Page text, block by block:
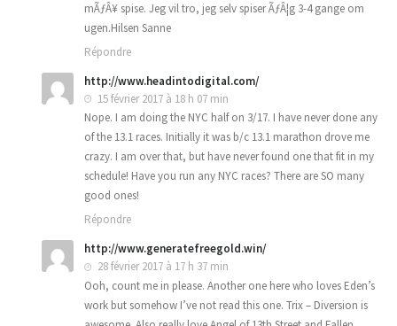
mÃƒÂ¥ spise. Jeg vil tro, jeg selv spiser ÃƒÂ¦g 3-4 gange om
ugen.Hilsen Sanne
Répondre
http://www.headintodigital.com/
15 février 2017 à 18 h 07 min
Nope. I am doing the NYC half on 3/17. I have never done any
of the 13.1 races. Initially it was b/c 13.1 marathon drove me
crazy. I am over that, but have never found one that fit in my
schedule! Have you run any NYC races? There are SO many
good ones!
Répondre
http://www.generatefreegold.win/
28 février 2017 à 17 h 37 min
Ooh, count me in please. Another one here who loves Eden’s
work but somehow I’ve not read this one. Trix – Diversion is